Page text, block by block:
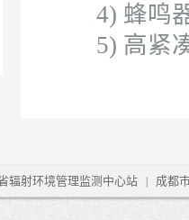
4) 蜂鸣器
5) 高紧凑
辐射环境管理监测中心站 成都